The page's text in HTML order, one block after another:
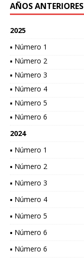
AÑOS ANTERIORES
2025
▪ Número 1
▪ Número 2
▪ Número 3
▪ Número 4
▪ Número 5
▪ Número 6
2024
▪ Número 1
▪ Número 2
▪ Número 3
▪ Número 4
▪ Número 5
▪ Número 6
▪ Número 6